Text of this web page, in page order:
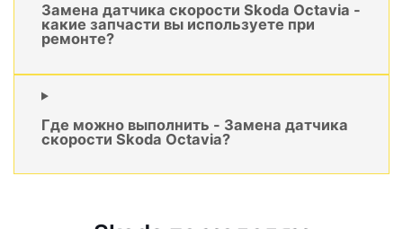
Замена датчика скорости Skoda Octavia -
какие запчасти вы используете при
ремонте?
Где можно выполнить - Замена датчика
скорости Skoda Octavia?